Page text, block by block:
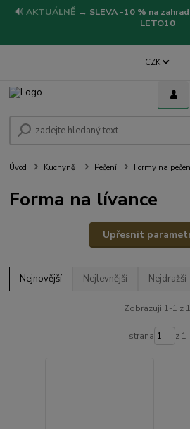
🔊 AKTUÁLNĚ → SLEVA -10 % na
LETO10
CZK
Úvod Kuchyně Pečení Formy na
Forma na lívance
Upřesnit
Nejnovější Nejlevnější Nejdražší
Zobrazuji 1-1 z 1
strana z 1